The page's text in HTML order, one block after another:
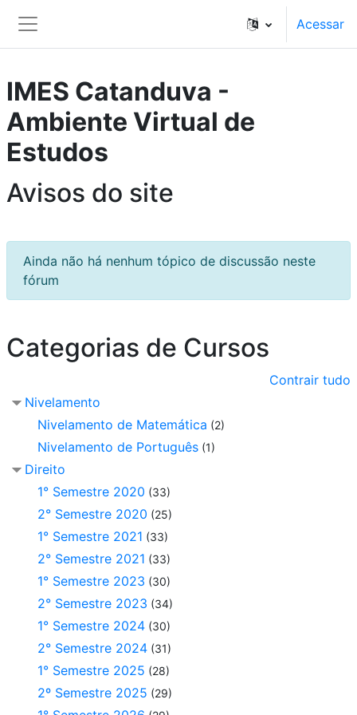
Painel lateral
Acessar
IMES Catanduva -
Ambiente Virtual de
Estudos
Avisos do site
Ainda não há nenhum tópico de discussão neste
fórum
Categorias de Cursos
Contrair tudo
Nivelamento
Nivelamento de Matemática (2)
Nivelamento de Português (1)
Direito
1° Semestre 2020 (33)
2° Semestre 2020 (25)
1° Semestre 2021 (33)
2° Semestre 2021 (33)
1° Semestre 2023 (30)
2° Semestre 2023 (34)
1° Semestre 2024 (30)
2° Semestre 2024 (31)
1° Semestre 2025 (28)
2º Semestre 2025 (29)